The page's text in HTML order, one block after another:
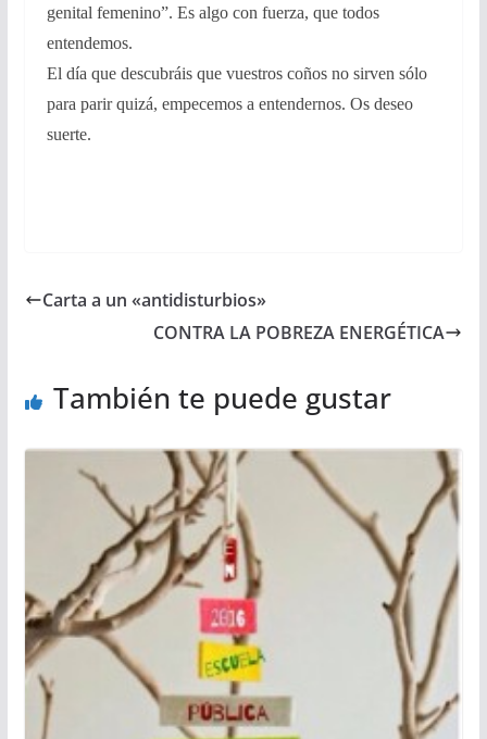
genital femenino”. Es algo con fuerza, que todos
entendemos.
El día que descubráis que vuestros coños no sirven sólo
para parir quizá, empecemos a entendernos. Os deseo
suerte.
Carta a un «antidisturbios»
CONTRA LA POBREZA ENERGÉTICA
También te puede gustar